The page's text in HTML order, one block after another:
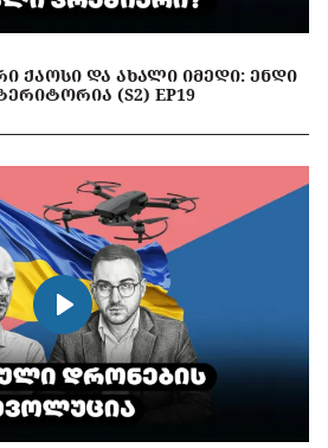
ᲥᲐᲝᲡᲘ ᲓᲐ ᲐᲮᲐᲚᲘ ᲘᲛᲔᲓᲘ: ᲔᲜᲓᲘ
(S2) EP19